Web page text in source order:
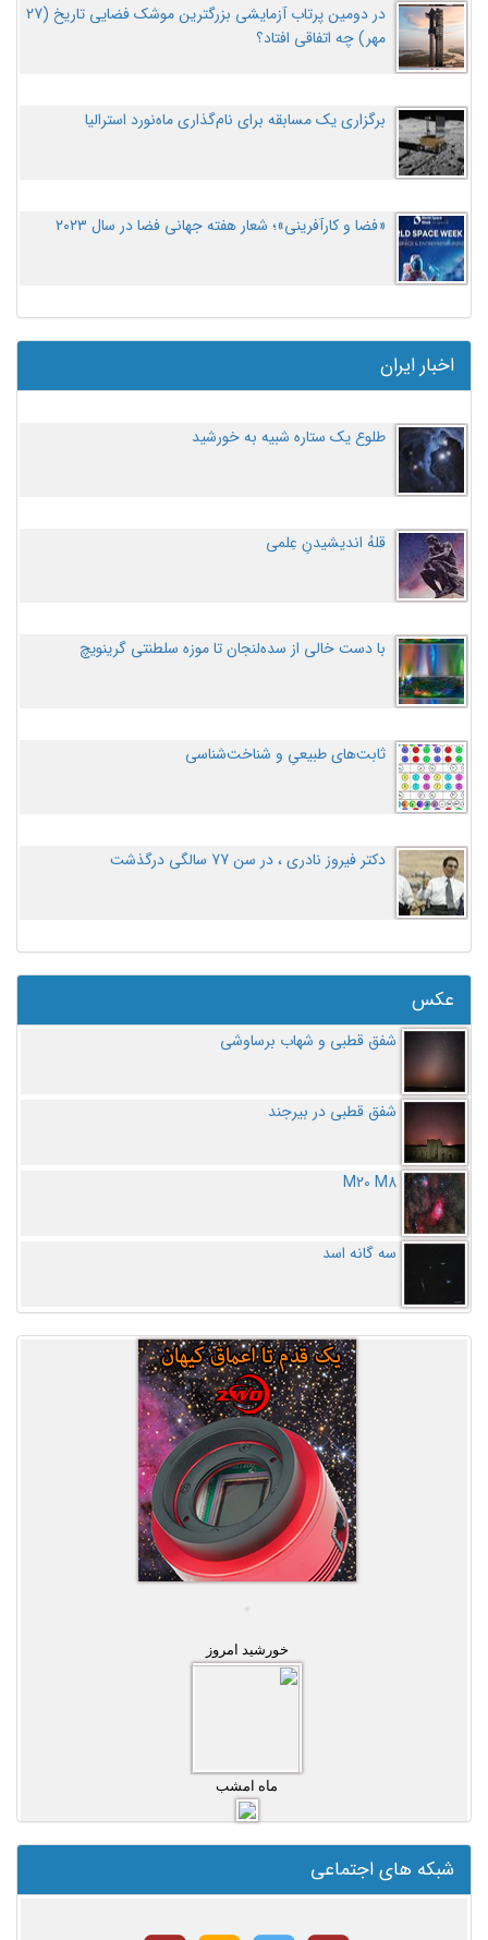
در دومین پرتاب آزمایشی بزرگترین موشک فضایی تاریخ (27
مهر‌) چه اتفاقی افتاد؟
برگزاری یک مسابقه برای نام‌گذاری ماه‌نورد استرالیا
«فضا و کارآفرینی»؛ شعار هفته جهانی فضا در سال ۲۰۲۳
اخبار ایران
طلوع یک ستاره شبیه به خورشید
قلهُ اندیشیدنِ عِلمی
با دست خالی از سده‌لنجان تا موزه سلطنتی گرینویچ
ثابت‌های طبیعیِ و شناخت‌شناسی
دکتر فیروز نادری ، در سن 77 سالگی درگذشت
عکس
شفق قطبی و شهاب برساوشی
شفق قطبی در بیرجند
M20 M8
سه گانه اسد
خورشید امروز
ماه امشب
شبکه های اجتماعی